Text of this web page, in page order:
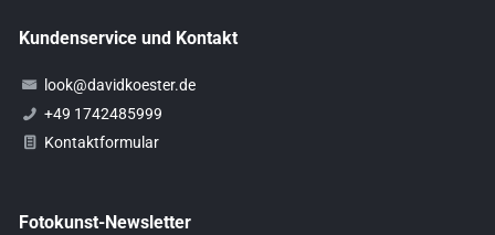
Kundenservice und Kontakt
look@davidkoester.de
+49 1742485999
Kontaktformular
Fotokunst-Newsletter